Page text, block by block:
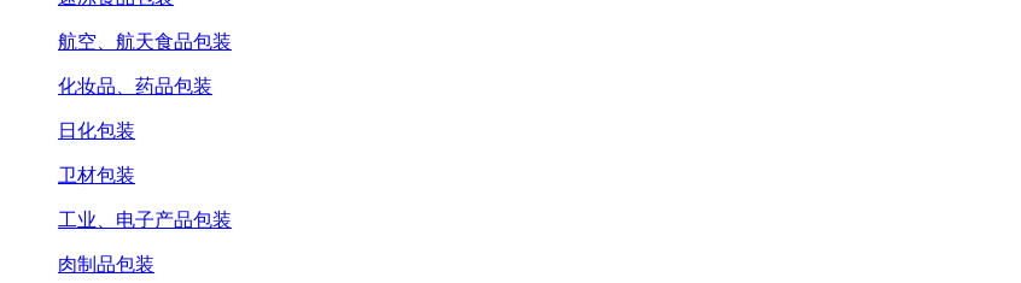
航空、航天食品包装
化妆品、药品包装
日化包装
卫材包装
工业、电子产品包装
肉制品包装